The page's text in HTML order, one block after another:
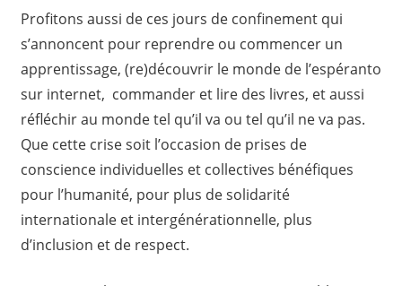
Profitons aussi de ces jours de confinement qui
s’annoncent pour reprendre ou commencer un
apprentissage, (re)découvrir le monde de l’espéranto
sur internet, commander et lire des livres, et aussi
réfléchir au monde tel qu’il va ou tel qu’il ne va pas.
Que cette crise soit l’occasion de prises de
conscience individuelles et collectives bénéfiques
pour l’humanité, pour plus de solidarité
internationale et intergénérationnelle, plus
d’inclusion et de respect.